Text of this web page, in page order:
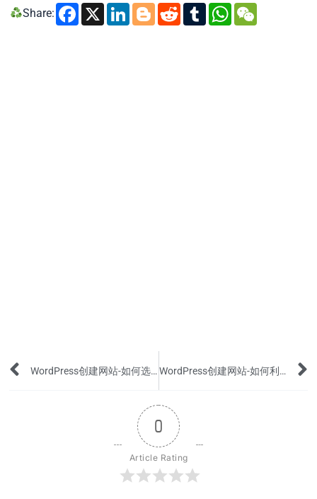
Share: Facebook
X LinkedIn
Blogger
Reddit
Tumblr
Prev WordPress创建网站-如何选择合适的Domain和Hosting？ WordPress创建网站-如何利用CSS让网站吸引更多的访问者？
0
Article Rating